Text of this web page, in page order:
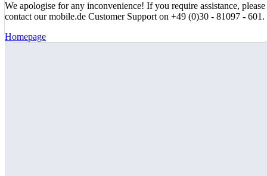
We apologise for any inconvenience! If you require assistance, please
contact our mobile.de Customer Support on +49 (0)30 - 81097 - 601.
Homepage